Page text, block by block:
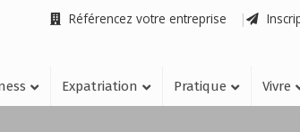
Référencez votre entreprise
Expatriation Pratique Vivre